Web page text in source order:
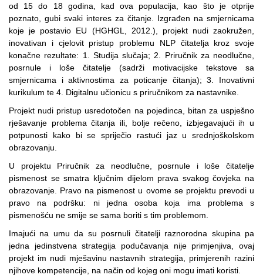
od 15 do 18 godina, kad ova populacija, kao što je otprije
poznato, gubi svaki interes za čitanje. Izgrađen na smjernicama
koje je postavio EU (HGHGL, 2012.), projekt nudi zaokružen,
inovativan i cjelovit pristup problemu NLP čitatelja kroz svoje
konačne rezultate: 1. Studija slučaja; 2. Priručnik za neodlučne,
posrnule i loše čitatelje (sadrži motivacijske tekstove sa
smjernicama i aktivnostima za poticanje čitanja); 3. Inovativni
kurikulum te 4. Digitalnu učionicu s priručnikom za nastavnike.
Projekt nudi pristup usredotočen na pojedinca, bitan za uspješno
rješavanje problema čitanja ili, bolje rečeno, izbjegavajući ih u
potpunosti kako bi se spriječio rastući jaz u srednjoškolskom
obrazovanju.
U projektu Priručnik za neodlučne, posrnule i loše čitatelje
pismenost se smatra ključnim dijelom prava svakog čovjeka na
obrazovanje. Pravo na pismenost u ovome se projektu prevodi u
pravo na podršku: ni jedna osoba koja ima problema s
pismenošću ne smije se sama boriti s tim problemom.
Imajući na umu da su posrnuli čitatelji raznorodna skupina pa
jedna jedinstvena strategija podučavanja nije primjenjiva, ovaj
projekt im nudi mješavinu nastavnih strategija, primjerenih razini
njihove kompetencije, na način od kojeg oni mogu imati koristi.